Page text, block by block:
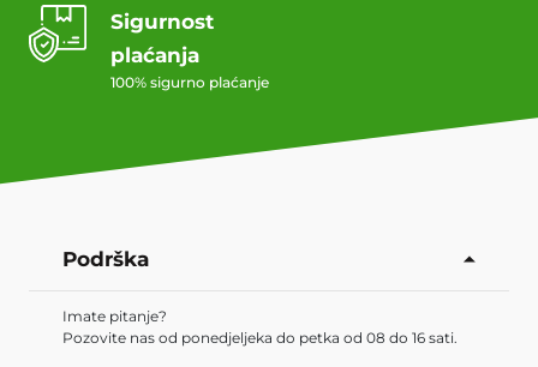
Sigurnost
plaćanja
100% sigurno plaćanje
Podrška
Imate pitanje?
Pozovite nas od ponedjeljeka do petka od 08 do 16 sati.